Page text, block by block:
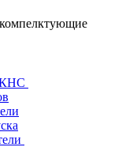
КНС